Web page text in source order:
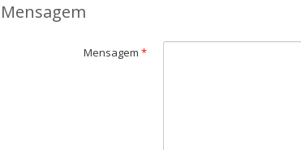
Mensagem
Mensagem *